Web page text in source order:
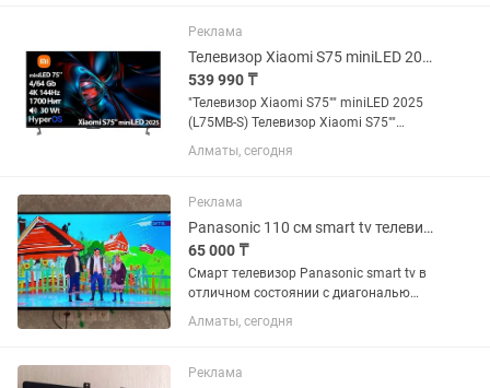
обладает...
Реклама
Телевизор Xiaomi S75 miniLED 2025 L75MB-S [191см, 4K/144Hz, Mini LED]
539 990 ₸
"Телевизор Xiaomi S75"" miniLED 2025
(L75MB-S) Телевизор Xiaomi S75""
miniLED 2025 L75MB-S обладает
отличной яркостью 1700 Нет
в сочетании с 704 зонами подсветки...
Алматы, сегодня
Реклама
Panasonic 110 см smart tv телевизор
65 000 ₸
Смарт телевизор Panasonic smart tv в
отличном состоянии с диагональю
экрана 110 см (43 дюйма). Встроенный
цифровой тюнер с 25 бесплатными
интересных...
Алматы, сегодня
Реклама